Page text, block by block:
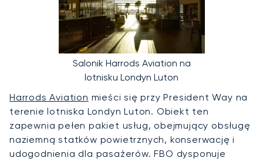
Salonik Harrods Aviation na
lotnisku Londyn Luton
Harrods Aviation mieści się przy President Way na
terenie lotniska Londyn Luton. Obiekt ten
zapewnia pełen pakiet usług, obejmujący obsługę
naziemną statków powietrznych, konserwację i
udogodnienia dla pasażerów. FBO dysponuje